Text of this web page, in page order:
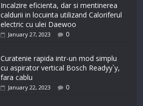
Incalzire eficienta, dar si mentinerea
caldurii in locuinta utilizand Caloriferul
electric cu ulei Daewoo
January 27, 2023 0
Curatenie rapida intr-un mod simplu
cu aspirator vertical Bosch Readyy`y,
fara cablu
January 22, 2023 0